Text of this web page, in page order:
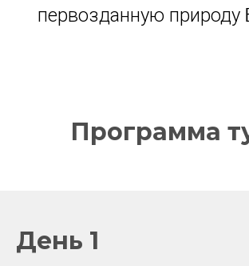
первозданную природу
Программа
День 1